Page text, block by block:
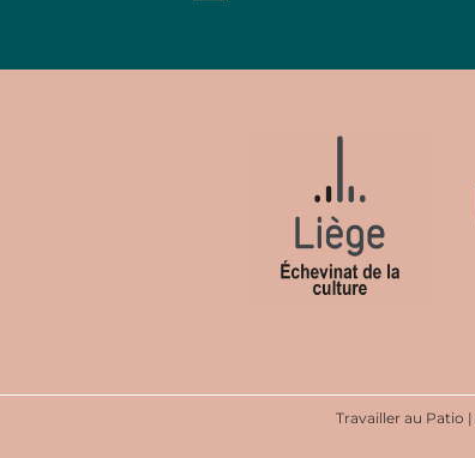
Travailler au Patio |